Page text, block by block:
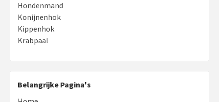
Hondenmand
Konijnenhok
Kippenhok
Krabpaal
Belangrijke Pagina's